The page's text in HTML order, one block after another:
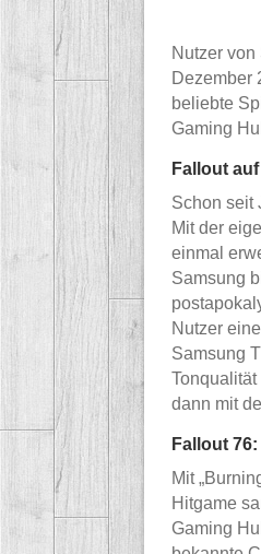
Nutzer
Dezember
beliebte
Gaming
Fallout
Schon seit
Mit der
einmal
Samsung
Nutzer
Samsung
dann mit
Fallout
Mit
Hitgame
Gaming